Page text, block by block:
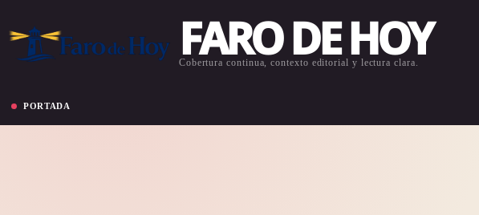
FARO DE HOY
Cobertura continua, contexto editorial y lectura clara.
PORTADA